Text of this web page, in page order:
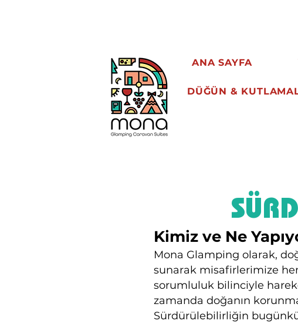
ANA SAYFA
DÜĞÜN &
Kimiz ve Ne
Mona Glamping olarak,
sunarak misafirlerimize
sorumluluk bilinciyle
zamanda doğanın
Sürdürülebilirliğin